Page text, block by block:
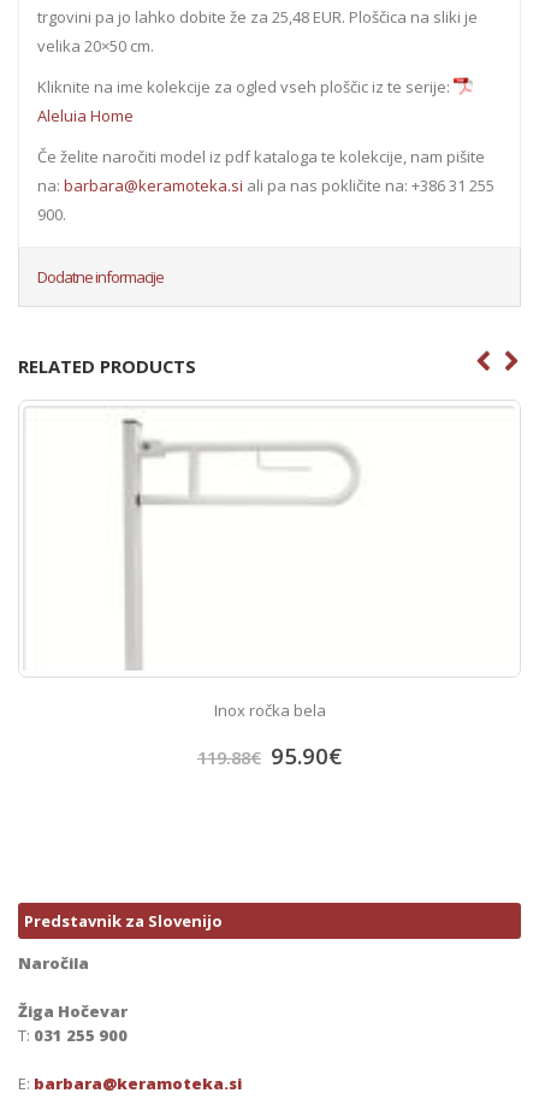
trgovini pa jo lahko dobite že za 25,48 EUR. Ploščica na sliki je
velika 20×50 cm.
Kliknite na ime kolekcije za ogled vseh ploščic iz te serije:
Aleluia Home
Če želite naročiti model iz pdf kataloga te kolekcije, nam pišite
na: barbara@keramoteka.si ali pa nas pokličite na: +386 31 255
900.
Dodatne informacije
RELATED PRODUCTS
Inox ročka bela
119.88€ 95.90€
Predstavnik za Slovenijo
Naročila
Žiga Hočevar
T: 031 255 900
E: barbara@keramoteka.si